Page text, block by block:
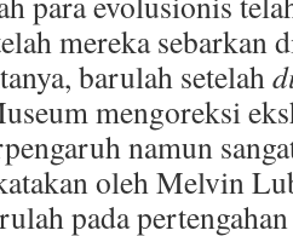
mereka sebarkan
barulah setelah
mengoreksi
namun
oleh Melvin
pada